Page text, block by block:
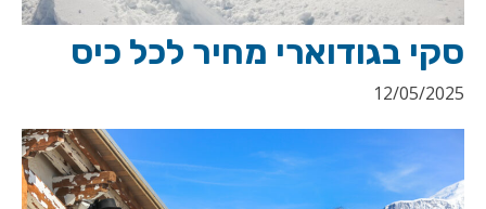
סקי בגודוארי מחיר לכל כיס
12/05/2025